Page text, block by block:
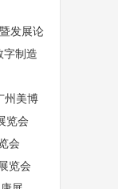
发展论
字制造
州美博
览会
会
览会